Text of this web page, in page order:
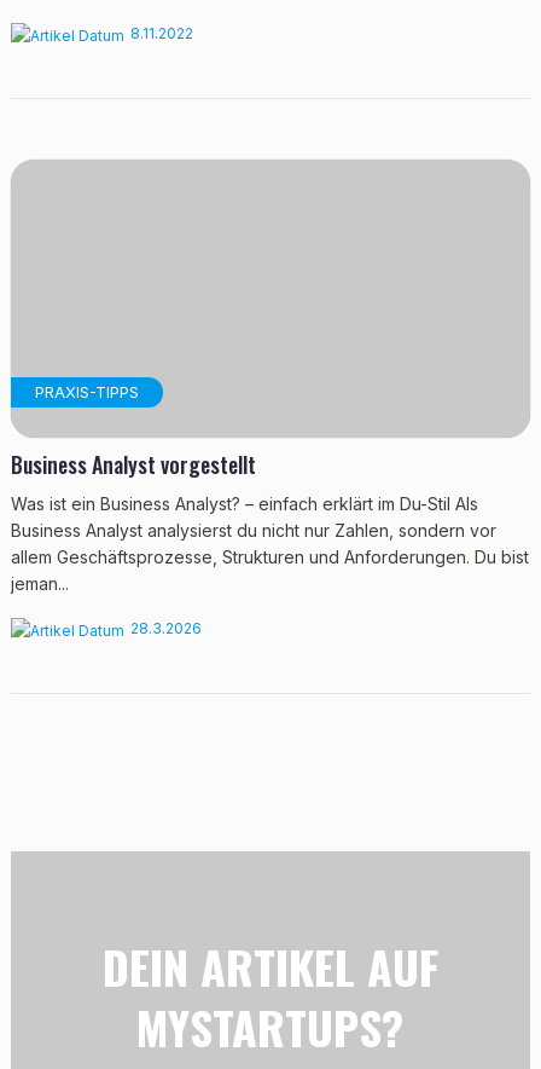
8.11.2022
PRAXIS-TIPPS
Business Analyst vorgestellt
Was ist ein Business Analyst? – einfach erklärt im Du-Stil Als
Business Analyst analysierst du nicht nur Zahlen, sondern vor
allem Geschäftsprozesse, Strukturen und Anforderungen. Du bist
jeman...
28.3.2026
DEIN ARTIKEL AUF
MYSTARTUPS?